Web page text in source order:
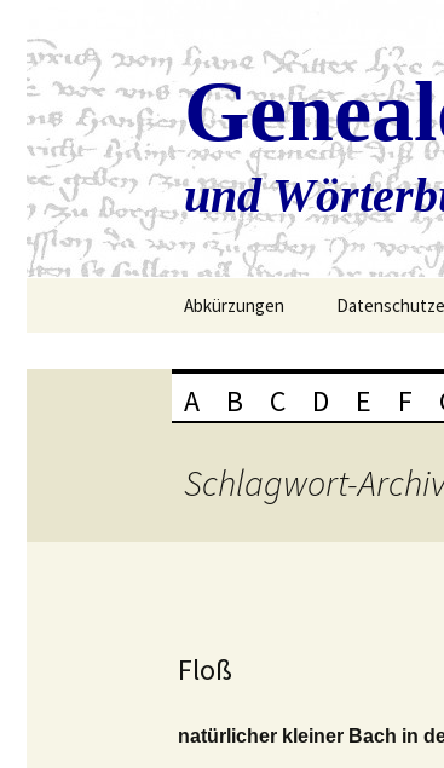
und
Abkürzungen
A B C D E F
Schlagwort-
Floß
natürlicher kleiner Bach in